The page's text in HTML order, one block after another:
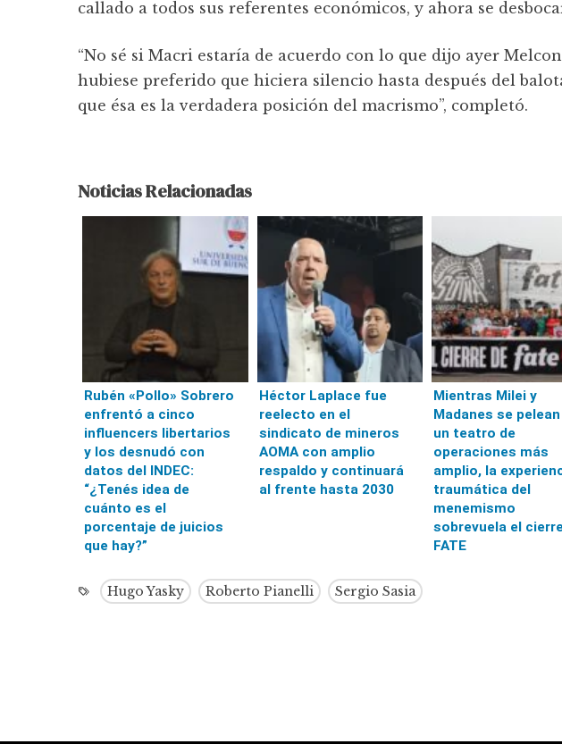
callado a todos sus referentes económicos, y ahora se
“No sé si Macri estaría de acuerdo con lo que dijo ayer
hubiese preferido que hiciera silencio hasta después del
que ésa es la verdadera posición del macrismo”, completó.
Noticias Relacionadas
Rubén «Pollo» Sobrero
enfrentó a cinco
influencers libertarios
y los desnudó con
datos del INDEC:
“¿Tenés idea de
cuánto es el
porcentaje de juicios
que hay?”
Héctor Laplace fue
reelecto en el
sindicato de mineros
AOMA con amplio
respaldo y continuará
al frente hasta 2030
Mientras Milei y
Madanes se pelean
un teatro de
operaciones más
amplio, la
traumática del
menemismo
sobrevuela el
FATE
Hugo Yasky Roberto Pianelli Sergio Sasia